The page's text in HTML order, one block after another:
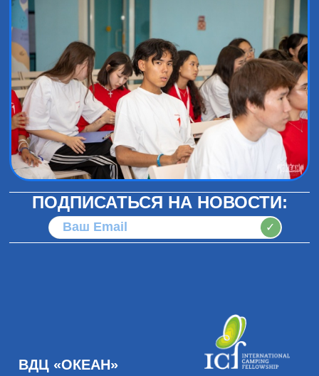
ПОДПИСАТЬСЯ НА НОВОСТИ:
✓
ВДЦ «ОКЕАН»